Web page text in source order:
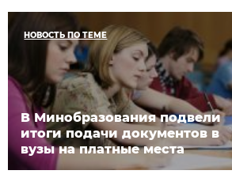
НОВОСТЬ ПО ТЕМЕ
В Минобразования подвели
итоги подачи документов в
вузы на платные места